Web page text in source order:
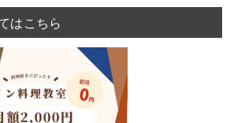
はこちら